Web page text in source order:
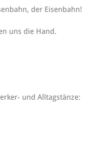
der Eisenbahn!
uns die Hand.
und Alltagstänze: